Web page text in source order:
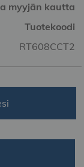
myyjän kautta
Tuotekoodi
RT608CCT2